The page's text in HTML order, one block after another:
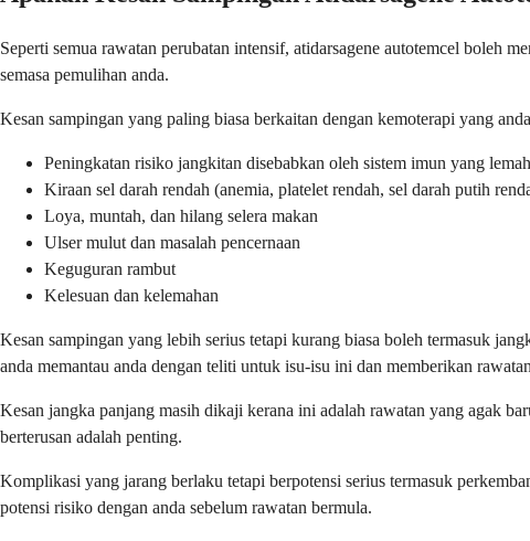
Seperti semua rawatan perubatan intensif, atidarsagene autotemcel boleh
semasa pemulihan anda.
Kesan sampingan yang paling biasa berkaitan dengan kemoterapi yang
Peningkatan risiko jangkitan disebabkan oleh sistem imun yang lemah
Kiraan sel darah rendah (anemia, platelet rendah, sel darah putih
Loya, muntah, dan hilang selera makan
Ulser mulut dan masalah pencernaan
Keguguran rambut
Kelesuan dan kelemahan
Kesan sampingan yang lebih serius tetapi kurang biasa boleh termasuk
anda memantau anda dengan teliti untuk isu-isu ini dan memberikan
Kesan jangka panjang masih dikaji kerana ini adalah rawatan yang agak
berterusan adalah penting.
Komplikasi yang jarang berlaku tetapi berpotensi serius termasuk
potensi risiko dengan anda sebelum rawatan bermula.